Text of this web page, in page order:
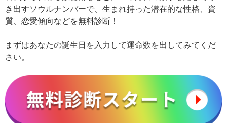
き出すソウルナンバーで、生まれ持った潜在的な性格、資
質、恋愛傾向などを無料診断！
まずはあなたの誕生日を入力して運命数を出してみてくだ
さい。